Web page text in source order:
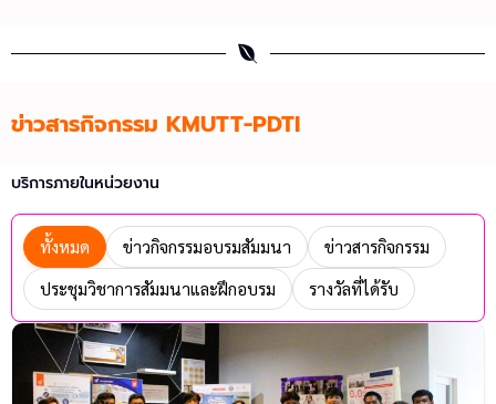
ข่าวสารกิจกรรม KMUTT-PDTI
บริการภายในหน่วยงาน
ทั้งหมด ข่าวกิจกรรมอบรมสัมมนา
ข่าวสารกิจกรรม
ประชุมวิชาการสัมมนาและฝึกอบรม
รางวัลที่ได้รับ